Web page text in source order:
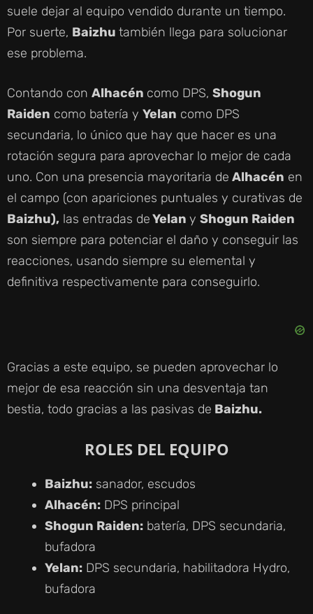
suele dejar al equipo vendido durante un tiempo.
Por suerte, Baizhu también llega para solucionar
ese problema.
Contando con Alhacén como DPS, Shogun
Raiden como batería y Yelan como DPS
secundaria, lo único que hay que hacer es una
rotación segura para aprovechar lo mejor de cada
uno. Con una presencia mayoritaria de Alhacén en
el campo (con apariciones puntuales y curativas de
Baizhu), las entradas deYelan y Shogun Raiden
son siempre para potenciar el daño y conseguir las
reacciones, usando siempre su elemental y
definitiva respectivamente para conseguirlo.
Gracias a este equipo, se pueden aprovechar lo
mejor de esa reacción sin una desventaja tan
bestia, todo gracias a las pasivas de Baizhu.
ROLES DEL EQUIPO
Baizhu: sanador, escudos
Alhacén: DPS principal
Shogun Raiden: batería, DPS secundaria,
bufadora
Yelan: DPS secundaria, habilitadora Hydro,
bufadora